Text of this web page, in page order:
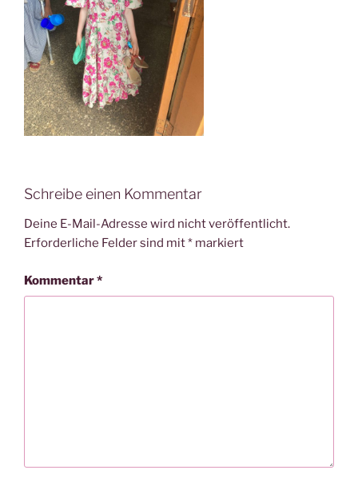
Schreibe einen Kommentar
Deine E-Mail-Adresse wird nicht veröffentlicht.
Erforderliche Felder sind mit* markiert
Kommentar*